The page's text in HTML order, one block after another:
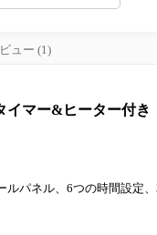
ュー (1)
イマー&ヒーター付き
ルパネル、6つの時間設定